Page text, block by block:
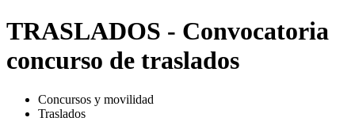
TRASLADOS - Convocatoria
concurso de traslados
Concursos y movilidad
Traslados